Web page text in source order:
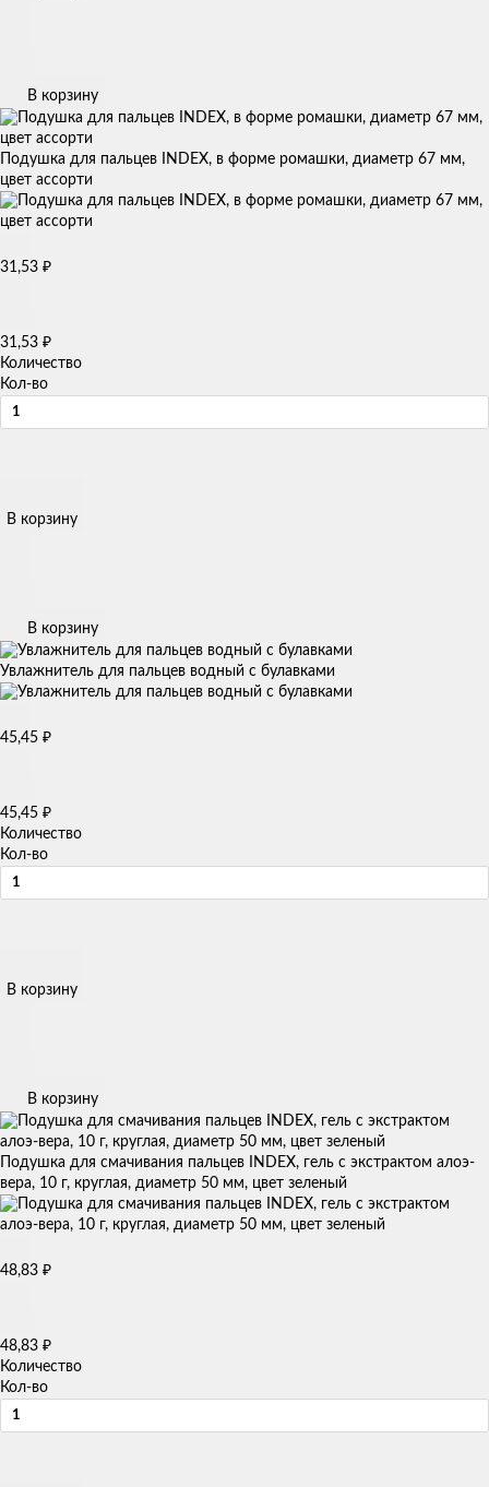
В корзину
Подушка для пальцев INDEX, в форме ромашки, диаметр 67 мм,
цвет ассорти
31,53 ₽
31,53 ₽
Количество
Кол-во
В корзину
В корзину
Увлажнитель для пальцев водный с булавками
45,45 ₽
45,45 ₽
Количество
Кол-во
В корзину
В корзину
Подушка для смачивания пальцев INDEX, гель с экстрактом алоэ-
вера, 10 г, круглая, диаметр 50 мм, цвет зеленый
48,83 ₽
48,83 ₽
Количество
Кол-во